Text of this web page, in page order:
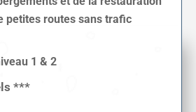
petites routes sans trafic
1 & 2
***